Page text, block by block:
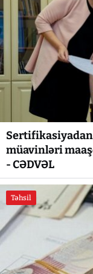
müavinləri
- CƏDVƏL
Təhsil